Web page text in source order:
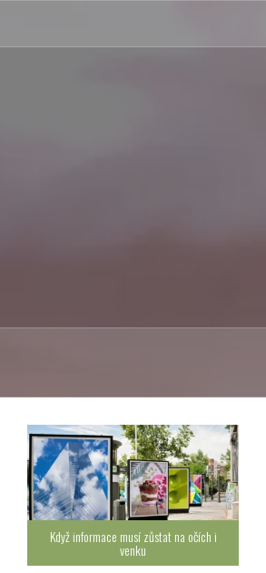
Když informace musí zůstat na očích i
venku